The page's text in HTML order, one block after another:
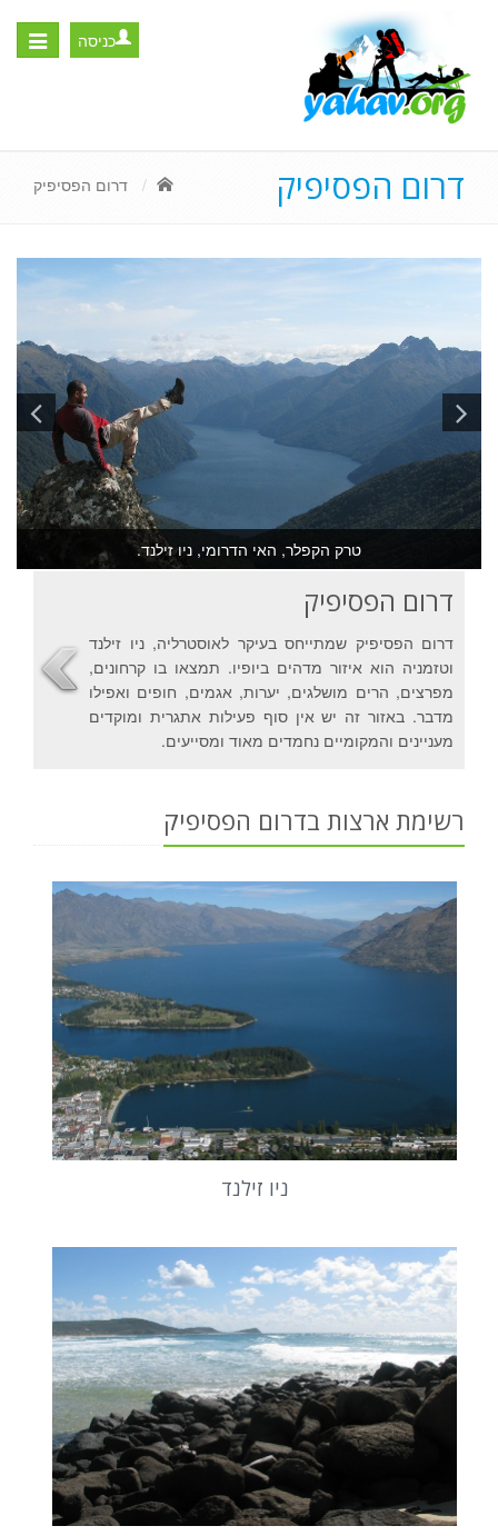
Toggle
כניסה
דרום הפסיפיק דרום הפסיפיק
טרק הקפלר, האי הדרומי, ניו זילנד.
דרום הפסיפיק
דרום הפסיפיק שמתייחס בעיקר לאוסטרליה, ניו זילנד
וטזמניה הוא איזור מדהים ביופיו. תמצאו בו קרחונים,
מפרצים, הרים מושלגים, יערות, אגמים, חופים ואפילו
מדבר. באזור זה יש אין סוף פעילות אתגרית ומוקדים
מעניינים והמקומיים נחמדים מאוד ומסייעים.
רשימת ארצות בדרום הפסיפיק
ניו זילנד